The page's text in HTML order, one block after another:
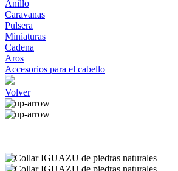
Anillo
Caravanas
Pulsera
Miniaturas
Cadena
Aros
Accesorios para el cabello
Volver